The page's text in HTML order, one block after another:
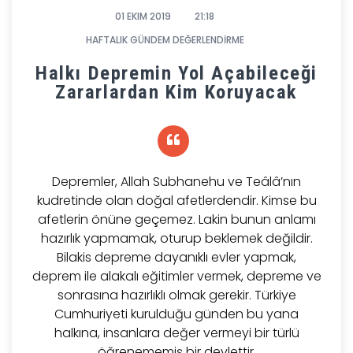
01 EKIM 2019
21:18
HAFTALIK GÜNDEM DEĞERLENDİRME
Halkı Depremin Yol Açabileceği
Zararlardan Kim Koruyacak
Depremler, Allah Subhanehu ve Teâlâ’nın
kudretinde olan doğal afetlerdendir. Kimse bu
afetlerin önüne geçemez. Lakin bunun anlamı
hazırlık yapmamak, oturup beklemek değildir.
Bilakis depreme dayanıklı evler yapmak,
deprem ile alakalı eğitimler vermek, depreme ve
sonrasına hazırlıklı olmak gerekir. Türkiye
Cumhuriyeti kurulduğu günden bu yana
halkına, insanlara değer vermeyi bir türlü